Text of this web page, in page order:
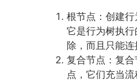
根节点：创建行
它是行为树执
除，而且只能连
复合节点：复
点，它们充当